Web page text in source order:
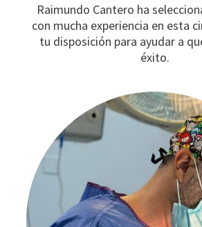
Raimundo Cantero ha
con mucha experiencia en esta
tu disposición para ayudar a
éxito.